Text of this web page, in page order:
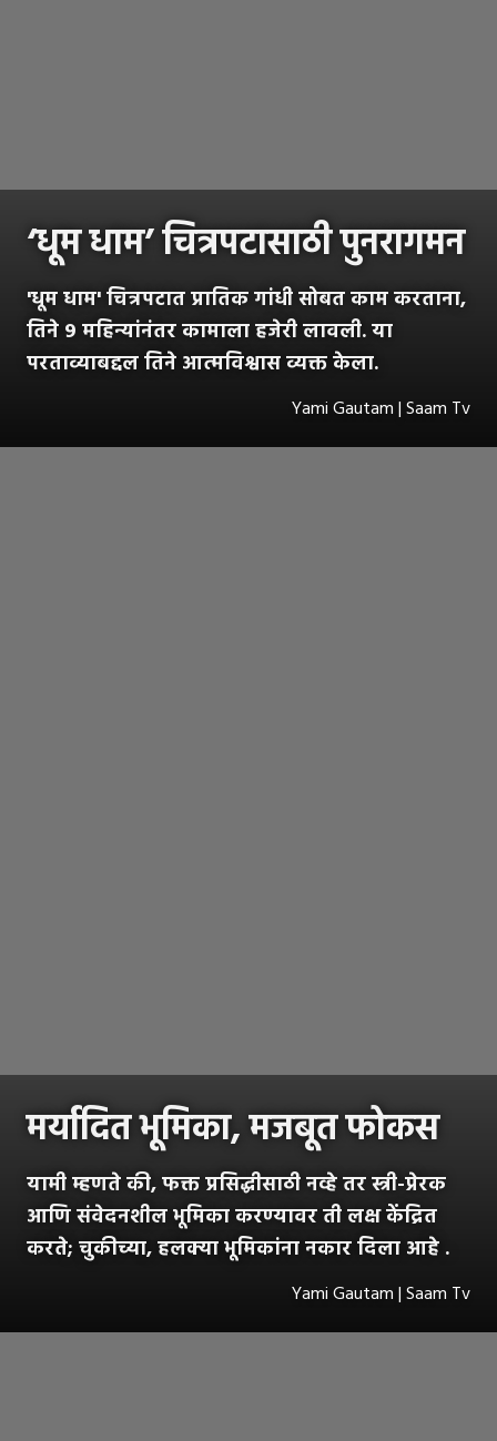
‘धूम धाम’ चित्रपटासाठी पुनरागमन
'धूम धाम' चित्रपटात प्रातिक गांधी सोबत काम करताना,
तिने ९ महिन्यांनंतर कामाला हजेरी लावली. या
परताव्याबद्दल तिने आत्मविश्वास व्यक्त केला.
Yami Gautam | Saam Tv
मर्यादित भूमिका, मजबूत फोकस
यामी म्हणते की, फक्त प्रसिद्धीसाठी नव्हे तर स्त्री-प्रेरक
आणि संवेदनशील भूमिका करण्यावर ती लक्ष केंद्रित
करते; चुकीच्या, हलक्या भूमिकांना नकार दिला आहे .
Yami Gautam | Saam Tv